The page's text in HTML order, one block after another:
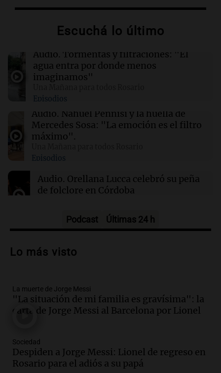
Clima
este domingo 9 de agosto
00:21 Clima
este domingo 9 de agosto
Clima
Clima en Santa Fe: cómo estará el tiempo este
Escuchá lo último
Audio. Tormentas y filtraciones: "El
agua entra por donde menos
imaginamos"
Episodios
Audio. Nahuel Pennisi y la huella de
Mercedes Sosa: "La emoción es el filtro
máximo".
Episodios
Audio. Orellana Lucca celebró su peña
de folclore en Córdoba
Audio.Trágico accidente en Mendoza:
vehículos desde un puente
Audio.Tragedia en Mendoza: un muerto
y cinco heridos tras caer dos autos desde
un puente
Audio.Messi llegará esta noche a
Rosario para acompañar a su familia
Podcast Últimas 24 h
Lo más visto
La muerte de Jorge Messi
"La situación de mi familia es gravísima": la
carta de Jorge Messi al Barcelona por Lionel
Sociedad
Despiden a Jorge Messi: Lionel de regreso en
Rosario para el adiós a su papá